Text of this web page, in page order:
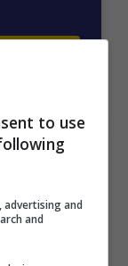
to use
advertising and
and